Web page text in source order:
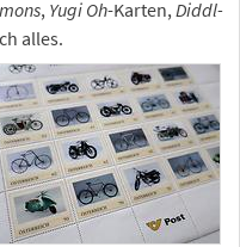
, Yugi Oh-Karten,Diddl-
alles.